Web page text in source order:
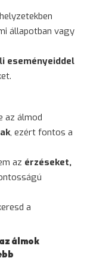
állapotban vagy
eseményeiddel
az álmod
, ezért fontos a
az érzéseket,
a
álmok